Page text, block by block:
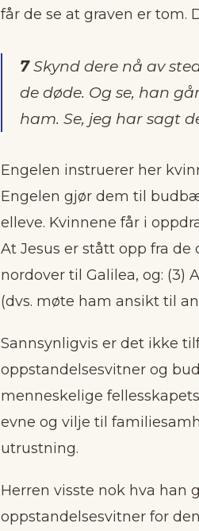
får de se at graven er tom.
7Skynd dere nå av
de døde. Og se, han
ham. Se, jeg har sagt
Engelen instruerer her
Engelen gjør dem til
elleve. Kvinnene får i
At Jesus er stått opp fra de
nordover til Galilea, og: (3)
(dvs. møte ham ansikt til
Sannsynligvis er det ikke
oppstandelsesvitner og
menneskelige
evne og vilje til
utrustning.
Herren visste nok hva han
oppstandelsesvitner for